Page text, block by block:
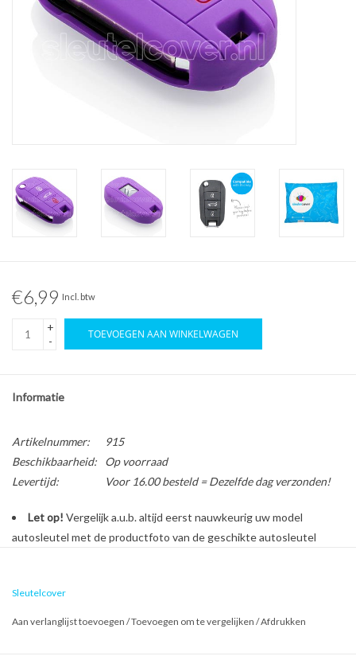
€6,99 Incl. btw
+
-
TOEVOEGEN AAN WINKELWAGEN
Informatie
Artikelnummer:
915
Beschikbaarheid:
Op voorraad
Levertijd:
Voor 16.00 besteld = Dezelfde dag verzonden!
Let op! Vergelijk a.u.b. altijd eerst nauwkeurig uw model
autosleutel met de productfoto van de geschikte autosleutel
Sleutelcover
Aan verlanglijst toevoegen /Toevoegen om te vergelijken /Afdrukken